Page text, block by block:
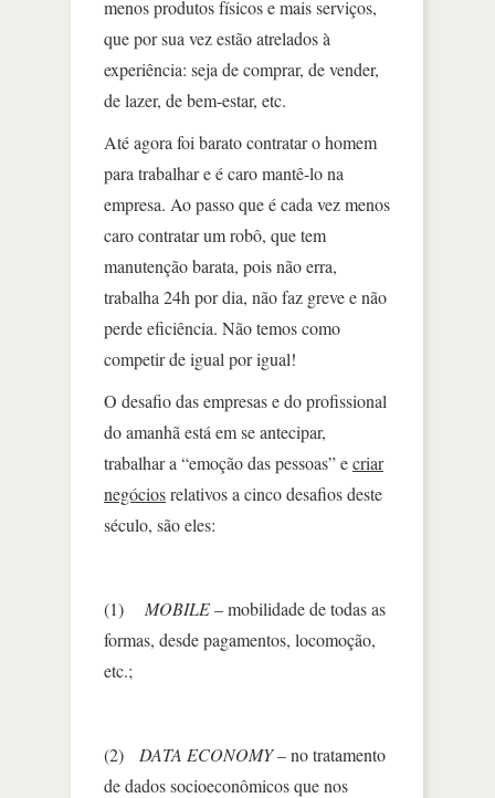
menos produtos físicos e mais serviços,
que por sua vez estão atrelados à
experiência: seja de comprar, de vender,
de lazer, de bem-estar, etc.
Até agora foi barato contratar o homem
para trabalhar e é caro mantê-lo na
empresa. Ao passo que é cada vez menos
caro contratar um robô, que tem
manutenção barata, pois não erra,
trabalha 24h por dia, não faz greve e não
perde eficiência. Não temos como
competir de igual por igual!
O desafio das empresas e do profissional
do amanhã está em se antecipar,
trabalhar a “emoção das pessoas” ecriar
negóciosrelativos a cinco desafios deste
século, são eles:
(1) MOBILE– mobilidade de todas as
formas, desde pagamentos, locomoção,
etc.;
(2) DATA ECONOMY– no tratamento
de dados socioeconômicosque nos